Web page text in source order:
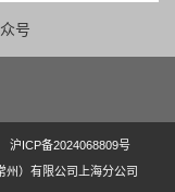
号
沪ICP备2024068809号
州）有限公司上海分公司